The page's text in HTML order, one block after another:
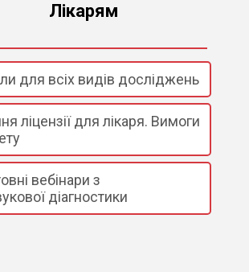
Лікарям
для всіх видів досліджень
ліцензії для лікаря. Вимоги
вебінари з
діагностики